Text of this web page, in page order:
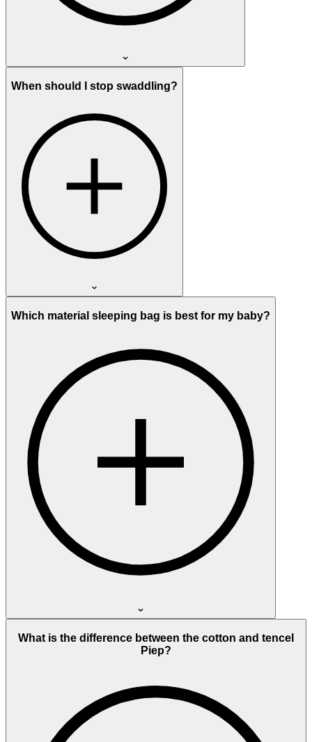
When should I stop swaddling?
Which material sleeping bag is best for my baby?
What is the difference between the cotton and tencel
Piep?